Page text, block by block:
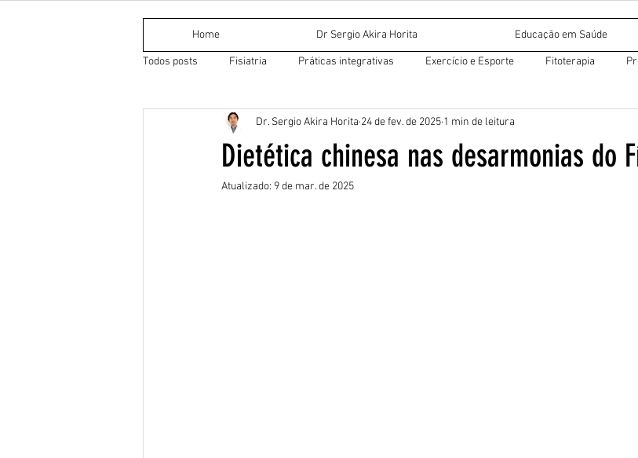
Home Dr Sergio Akira Horita Educação em Saúde
Todos posts
Fisiatria Práticas integrativas Exercício e Esporte Fitoterapia
Medicina Tradicional Chinesa Dor miofascial Dietética chinesa
Dietética chinesa nas desarmonias do
Dr. Sergio Akira Horita 24 de fev. de 2025 1 min de leitura
Atualizado: 9 de mar. de 2025